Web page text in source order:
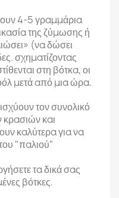
4-5 γραμμάρια
της ζύμωσης ή
(να δώσει
σχηματίζοντας
στη βότκα, οι
μετά από μια ώρα.
τον συνολικό
και
καλύτερα για να
"παλιού"
τα δικά σας
βότκες.